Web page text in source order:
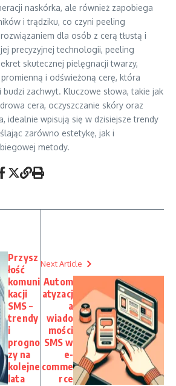
naskórka, ale również zapobiega
i trądziku, co czyni peeling
dla osób z cerą tłustą i
precyzyjnej technologii, peeling
skutecznej pielęgnacji twarzy,
i odświeżoną cerę, która
zachwyt. Kluczowe słowa, takie jak
cera, oczyszczanie skóry oraz
idealnie wpisują się w dzisiejsze trendy
zarówno estetykę, jak i
metody.
Przysz
łość
komuni
kacji
SMS –
trendy
i
progno
zy na
kolejne
lata
Next Article
Autom
atyzacj
a
wiado
mości
SMS w
e-
comme
rce